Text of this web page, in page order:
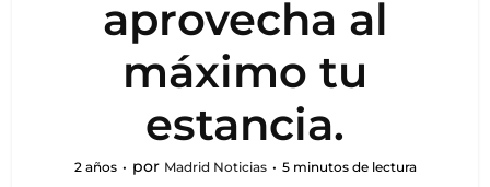
aprovecha al
máximo tu
estancia.
2 años por Madrid Noticias 5 minutos de lectura